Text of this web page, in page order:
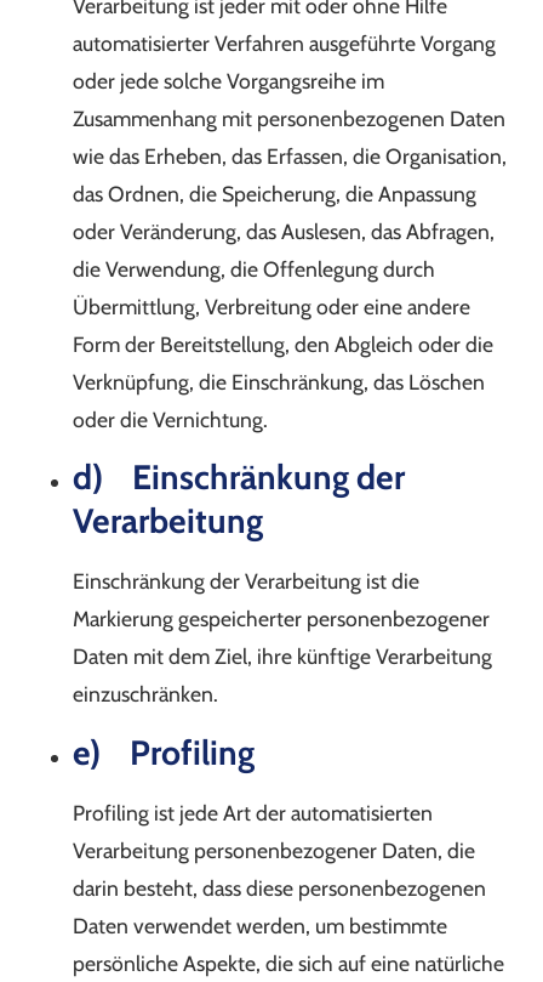
Verarbeitung ist jeder mit oder ohne Hilfe
automatisierter Verfahren ausgeführte Vorgang
oder jede solche Vorgangsreihe im
Zusammenhang mit personenbezogenen Daten
wie das Erheben, das Erfassen, die Organisation,
das Ordnen, die Speicherung, die Anpassung
oder Veränderung, das Auslesen, das Abfragen,
die Verwendung, die Offenlegung durch
Übermittlung, Verbreitung oder eine andere
Form der Bereitstellung, den Abgleich oder die
Verknüpfung, die Einschränkung, das Löschen
oder die Vernichtung.
d) Einschränkung der
Verarbeitung
Einschränkung der Verarbeitung ist die
Markierung gespeicherter personenbezogener
Daten mit dem Ziel, ihre künftige Verarbeitung
einzuschränken.
e) Profiling
Profiling ist jede Art der automatisierten
Verarbeitung personenbezogener Daten, die
darin besteht, dass diese personenbezogenen
Daten verwendet werden, um bestimmte
persönliche Aspekte, die sich auf eine natürliche